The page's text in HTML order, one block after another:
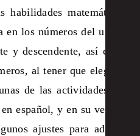
habilidades matemáticas.
los números del uno al
y descendente, así como
al tener que elegir el
de las actividades. La
español, y en su versión
ajustes para adaptar